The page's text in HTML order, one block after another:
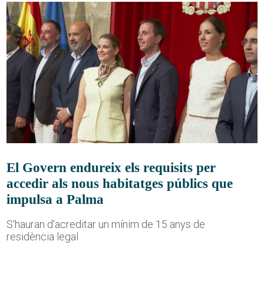
El Govern endureix els requisits per
accedir als nous habitatges públics que
impulsa a Palma
S'hauran d'acreditar un mínim de 15 anys de
residència legal